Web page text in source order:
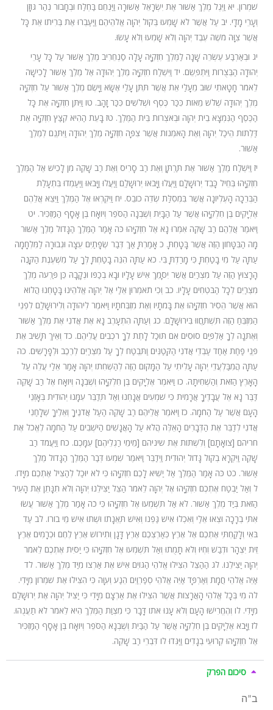
שֹׁמְרוֹן. יא וַיֶּגֶל מֶלֶךְ אַשּׁוּר אֶת יִשְׂרָאֵל אַשּׁוּרָה וַיַּנְחֵם בַּחְלַח וּבְחָבוֹר נְהַר גּוֹזָן
וְעָרֵי מָדָי. יב עַל אֲשֶׁר לֹא שָׁמְעוּ בְּקוֹל יְהוָה אֱלֹהֵיהֶם וַיַּעַבְרוּ אֶת בְּרִיתוֹ אֵת כָּל
אֲשֶׁר צִוָּה מֹשֶׁה עֶבֶד יְהוָה וְלֹא שָׁמְעוּ וְלֹא עָשׂוּ.
יג וּבְאַרְבַּע עֶשְׂרֵה שָׁנָה לַמֶּלֶךְ חִזְקִיָּה עָלָה סַנְחֵרִיב מֶלֶךְ אַשּׁוּר עַל כָּל עָרֵי
יְהוּדָה הַבְּצֻרוֹת וַיִּתְפְּשֵׂם. יד וַיִּשְׁלַח חִזְקִיָּה מֶלֶךְ יְהוּדָה אֶל מֶלֶךְ אַשּׁוּר לָכִישָׁה
לֵאמֹר חָטָאתִי שׁוּב מֵעָלַי אֵת אֲשֶׁר תִּתֵּן עָלַי אֶשָּׂא וַיָּשֶׂם מֶלֶךְ אַשּׁוּר עַל חִזְקִיָּה
מֶלֶךְ יְהוּדָה שְׁלֹשׁ מֵאוֹת כִּכַּר כֶּסֶף וּשְׁלֹשִׁים כִּכַּר זָהָב. טו וַיִּתֵּן חִזְקִיָּה אֶת כָּל
הַכֶּסֶף הַנִּמְצָא בֵית יְהוָה וּבְאֹצְרוֹת בֵּית הַמֶּלֶךְ. טז בָּעֵת הַהִיא קִצַּץ חִזְקִיָּה אֶת
דַּלְתוֹת הֵיכַל יְהוָה וְאֶת הָאֹמְנוֹת אֲשֶׁר צִפָּה חִזְקִיָּה מֶלֶךְ יְהוּדָה וַיִּתְּנֵם לְמֶלֶךְ
אַשּׁוּר.
יז וַיִּשְׁלַח מֶלֶךְ אַשּׁוּר אֶת תַּרְתָּן וְאֶת רַב סָרִיס וְאֶת רַב שָׁקֵה מִן לָכִישׁ אֶל הַמֶּלֶךְ
חִזְקִיָּהוּ בְּחֵיל כָּבֵד יְרוּשָׁלָ‍ִם וַיַּעֲלוּ וַיָּבֹאוּ יְרוּשָׁלַ‍ִם וַיַּעֲלוּ וַיָּבֹאוּ וַיַּעַמְדוּ בִּתְעָלַת
הַבְּרֵכָה הָעֶלְיוֹנָה אֲשֶׁר בִּמְסִלַּת שְׂדֵה כוֹבֵס. יח וַיִּקְרְאוּ אֶל הַמֶּלֶךְ וַיֵּצֵא אֲלֵהֶם
אֶלְיָקִים בֶּן חִלְקִיָּהוּ אֲשֶׁר עַל הַבָּיִת וְשֶׁבְנָה הַסֹּפֵר וְיוֹאָח בֶּן אָסָף הַמַּזְכִּיר. יט
וַיֹּאמֶר אֲלֵהֶם רַב שָׁקֵה אִמְרוּ נָא אֶל חִזְקִיָּהוּ כֹּה אָמַר הַמֶּלֶךְ הַגָּדוֹל מֶלֶךְ אַשּׁוּר
מָה הַבִּטָּחוֹן הַזֶּה אֲשֶׁר בָּטָחְתָּ. כ אָמַרְתָּ אַךְ דְּבַר שְׂפָתַיִם עֵצָה וּגְבוּרָה לַמִּלְחָמָה
עַתָּה עַל מִי בָטַחְתָּ כִּי מָרַדְתָּ בִּי. כא עַתָּה הִנֵּה בָטַחְתָּ לְּךָ עַל מִשְׁעֶנֶת הַקָּנֶה
הָרָצוּץ הַזֶּה עַל מִצְרַיִם אֲשֶׁר יִסָּמֵךְ אִישׁ עָלָיו וּבָא בְכַפּוֹ וּנְקָבָהּ כֵּן פַּרְעֹה מֶלֶךְ
מִצְרַיִם לְכָל הַבֹּטְחִים עָלָיו. כב וְכִי תֹאמְרוּן אֵלַי אֶל יְהוָה אֱלֹהֵינוּ בָּטָחְנוּ הֲלוֹא
הוּא אֲשֶׁר הֵסִיר חִזְקִיָּהוּ אֶת בָּמֹתָיו וְאֶת מִזְבְּחֹתָיו וַיֹּאמֶר לִיהוּדָה וְלִירוּשָׁלַ‍ִם לִפְנֵי
הַמִּזְבֵּחַ הַזֶּה תִּשְׁתַּחֲווּ בִּירוּשָׁלָ‍ִם. כג וְעַתָּה הִתְעָרֶב נָא אֶת אֲדֹנִי אֶת מֶלֶךְ אַשּׁוּר
וְאֶתְּנָה לְךָ אַלְפַּיִם סוּסִים אִם תּוּכַל לָתֶת לְךָ רֹכְבִים עֲלֵיהֶם. כד וְאֵיךְ תָּשִׁיב אֵת
פְּנֵי פַחַת אַחַד עַבְדֵי אֲדֹנִי הַקְּטַנִּים וַתִּבְטַח לְךָ עַל מִצְרַיִם לְרֶכֶב וּלְפָרָשִׁים. כה
עַתָּה הֲמִבַּלְעֲדֵי יְהוָה עָלִיתִי עַל הַמָּקוֹם הַזֶּה לְהַשְׁחִתוֹ יְהוָה אָמַר אֵלַי עֲלֵה עַל
הָאָרֶץ הַזֹּאת וְהַשְׁחִיתָהּ. כו וַיֹּאמֶר אֶלְיָקִים בֶּן חִלְקִיָּהוּ וְשֶׁבְנָה וְיוֹאָח אֶל רַב שָׁקֵה
דַּבֶּר נָא אֶל עֲבָדֶיךָ אֲרָמִית כִּי שֹׁמְעִים אֲנָחְנוּ וְאַל תְּדַבֵּר עִמָּנוּ יְהוּדִית בְּאָזְנֵי
הָעָם אֲשֶׁר עַל הַחֹמָה. כז וַיֹּאמֶר אֲלֵיהֶם רַב שָׁקֵה הַעַל אֲדֹנֶיךָ וְאֵלֶיךָ שְׁלָחַנִי
אֲדֹנִי לְדַבֵּר אֶת הַדְּבָרִים הָאֵלֶּה הֲלֹא עַל הָאֲנָשִׁים הַיֹּשְׁבִים עַל הַחֹמָה לֶאֱכֹל אֶת
חריהם [צוֹאָתָם] וְלִשְׁתּוֹת אֶת שיניהם [מֵימֵי רַגְלֵיהֶם] עִמָּכֶם. כח וַיַּעֲמֹד רַב
שָׁקֵה וַיִּקְרָא בְקוֹל גָּדוֹל יְהוּדִית וַיְדַבֵּר וַיֹּאמֶר שִׁמְעוּ דְּבַר הַמֶּלֶךְ הַגָּדוֹל מֶלֶךְ
אַשּׁוּר. כט כֹּה אָמַר הַמֶּלֶךְ אַל יַשִּׁיא לָכֶם חִזְקִיָּהוּ כִּי לֹא יוּכַל לְהַצִּיל אֶתְכֶם מִיָּדוֹ.
ל וְאַל יַבְטַח אֶתְכֶם חִזְקִיָּהוּ אֶל יְהוָה לֵאמֹר הַצֵּל יַצִּילֵנוּ יְהוָה וְלֹא תִנָּתֵן אֶת הָעִיר
הַזֹּאת בְּיַד מֶלֶךְ אַשּׁוּר. לא אַל תִּשְׁמְעוּ אֶל חִזְקִיָּהוּ כִּי כֹה אָמַר מֶלֶךְ אַשּׁוּר עֲשׂוּ
אִתִּי בְרָכָה וּצְאוּ אֵלַי וְאִכְלוּ אִישׁ גַּפְנוֹ וְאִישׁ תְּאֵנָתוֹ וּשְׁתוּ אִישׁ מֵי בוֹרוֹ. לב עַד
בֹּאִי וְלָקַחְתִּי אֶתְכֶם אֶל אֶרֶץ כְּאַרְצְכֶם אֶרֶץ דָּגָן וְתִירוֹשׁ אֶרֶץ לֶחֶם וּכְרָמִים אֶרֶץ
זֵית יִצְהָר וּדְבַשׁ וִחְיוּ וְלֹא תָמֻתוּ וְאַל תִּשְׁמְעוּ אֶל חִזְקִיָּהוּ כִּי יַסִּית אֶתְכֶם לֵאמֹר
יְהוָה יַצִּילֵנוּ. לג הַהַצֵּל הִצִּילוּ אֱלֹהֵי הַגּוֹיִם אִישׁ אֶת אַרְצוֹ מִיַּד מֶלֶךְ אַשּׁוּר. לד
אַיֵּה אֱלֹהֵי חֲמָת וְאַרְפָּד אַיֵּה אֱלֹהֵי סְפַרְוַיִם הֵנַע וְעִוָּה כִּי הִצִּילוּ אֶת שֹׁמְרוֹן מִיָּדִי.
לה מִי בְּכָל אֱלֹהֵי הָאֲרָצוֹת אֲשֶׁר הִצִּילוּ אֶת אַרְצָם מִיָּדִי כִּי יַצִּיל יְהוָה אֶת יְרוּשָׁלַ‍ִם
מִיָּדִי. לו וְהֶחֱרִישׁוּ הָעָם וְלֹא עָנוּ אֹתוֹ דָּבָר כִּי מִצְוַת הַמֶּלֶךְ הִיא לֵאמֹר לֹא תַעֲנֻהוּ.
לז וַיָּבֹא אֶלְיָקִים בֶּן חִלְקִיָּה אֲשֶׁר עַל הַבַּיִת וְשֶׁבְנָא הַסֹּפֵר וְיוֹאָח בֶּן אָסָף הַמַּזְכִּיר
אֶל חִזְקִיָּהוּ קְרוּעֵי בְגָדִים וַיַּגִּדוּ לוֹ דִּבְרֵי רַב שָׁקֵה.
סיכום הפרק
ב”ה